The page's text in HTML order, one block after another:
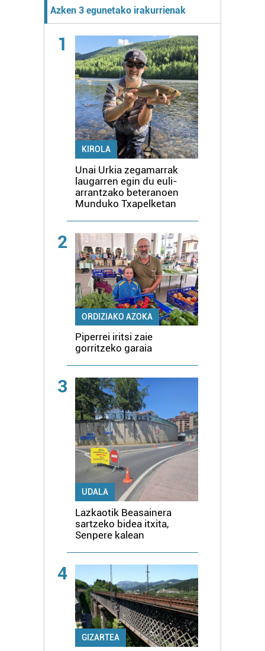
Azken 3 egunetako irakurrienak
1
KIROLA
Unai Urkia zegamarrak
laugarren egin du euli-
arrantzako beteranoen
Munduko Txapelketan
2
ORDIZIAKO AZOKA
Piperrei iritsi zaie
gorritzeko garaia
3
UDALA
Lazkaotik Beasainera
sartzeko bidea itxita,
Senpere kalean
4
GIZARTEA